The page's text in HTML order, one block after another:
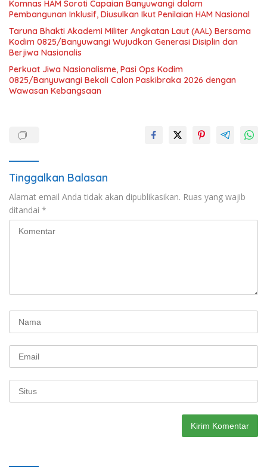
Komnas HAM Soroti Capaian Banyuwangi dalam
Pembangunan Inklusif, Diusulkan Ikut Penilaian HAM Nasional
Taruna Bhakti Akademi Militer Angkatan Laut (AAL) Bersama
Kodim 0825/Banyuwangi Wujudkan Generasi Disiplin dan
Berjiwa Nasionalis
Perkuat Jiwa Nasionalisme, Pasi Ops Kodim
0825/Banyuwangi Bekali Calon Paskibraka 2026 dengan
Wawasan Kebangsaan
Tinggalkan Balasan
Alamat email Anda tidak akan dipublikasikan. Ruas yang wajib
ditandai *